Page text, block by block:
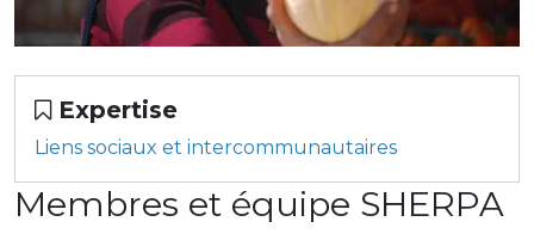
Expertise
Liens sociaux et intercommunautaires
Membres et équipe SHERPA